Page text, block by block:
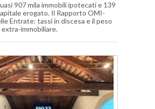
907 mila immobili ipotecati e 139
erogato. Il Rapporto OMI-
Entrate: tassi in discesa e il peso
immobiliare.